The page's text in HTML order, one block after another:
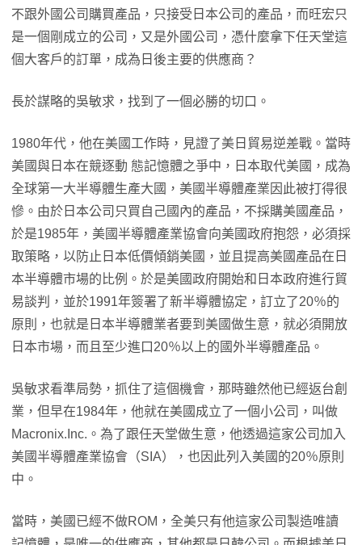
不跟外國公司購買產品，只接受日本公司的產品，而旺宏只
是一個剛成立的公司，又是外國公司，憑什麼拿下任天堂這
個大客戶的訂單，成為日後主要的供應商？
長於謀略的吳敏求，找到了一個必勝的切口。
1980年代，他在美國工作時，見證了美日貿易逆差戰。當時
美國與日本在競逐動 態記憶體之爭中，日本取代美國，成為
全球第一大半導體生產大國，美國半導體產業因此被打得很
慘。由於日本公司只買自己國內的產品，不採購美國產品，
於是1985年，美國半導體產業協會向美國政府抱怨，必須採
取策略，以防止日本低價傾銷美國，並且提高美國產品在日
本半導體市場的比例。於是美國政府開始和日本政府進行貿
易談判，並於1991年簽署了新半導體協定，訂立了20％的
原則，也就是日本半導體業者要到美國做生意，就必須開放
日本市場，而且至少進口20％以上的國外半導體產品。
吳敏求看準局勢，抓住了這個機會，那時雖然他已經返台創
業，但早在1984年，他就在美國成立了一個小公司，叫做
Macronix.Inc.。為了跟任天堂做生意，他透過這家公司加入
美國半導體產業協會（SIA），也因此列入美國的20％原則
中。
當時，美國已經不做ROM，全美只有他這家公司製造唯讀